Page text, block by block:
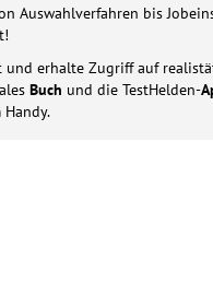
Auswahlverfahren bis
und erhalte Zugriff auf
Buch und die TestHelden-